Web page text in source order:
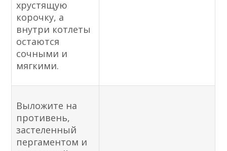
хрустящую
корочку, а
внутри котлеты
остаются
сочными и
мягкими.
Выложите на
противень,
застеленный
пергаментом и